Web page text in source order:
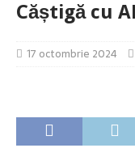
Căștigă cu
17 octombrie 2024